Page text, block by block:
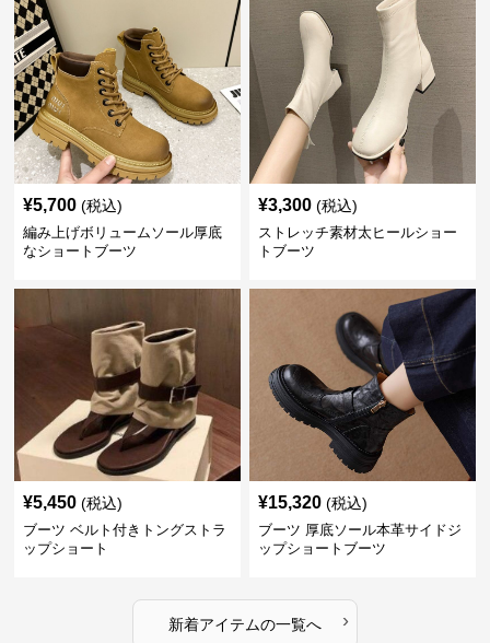
¥5,700 (税込)
編み上げボリュームソール厚底
なショートブーツ
¥3,300 (税込)
ストレッチ素材太ヒールショー
トブーツ
¥5,450 (税込)
ブーツ ベルト付きトングストラ
ップショート
¥15,320 (税込)
ブーツ 厚底ソール本革サイドジ
ップショートブーツ
新着アイテムの一覧へ ›